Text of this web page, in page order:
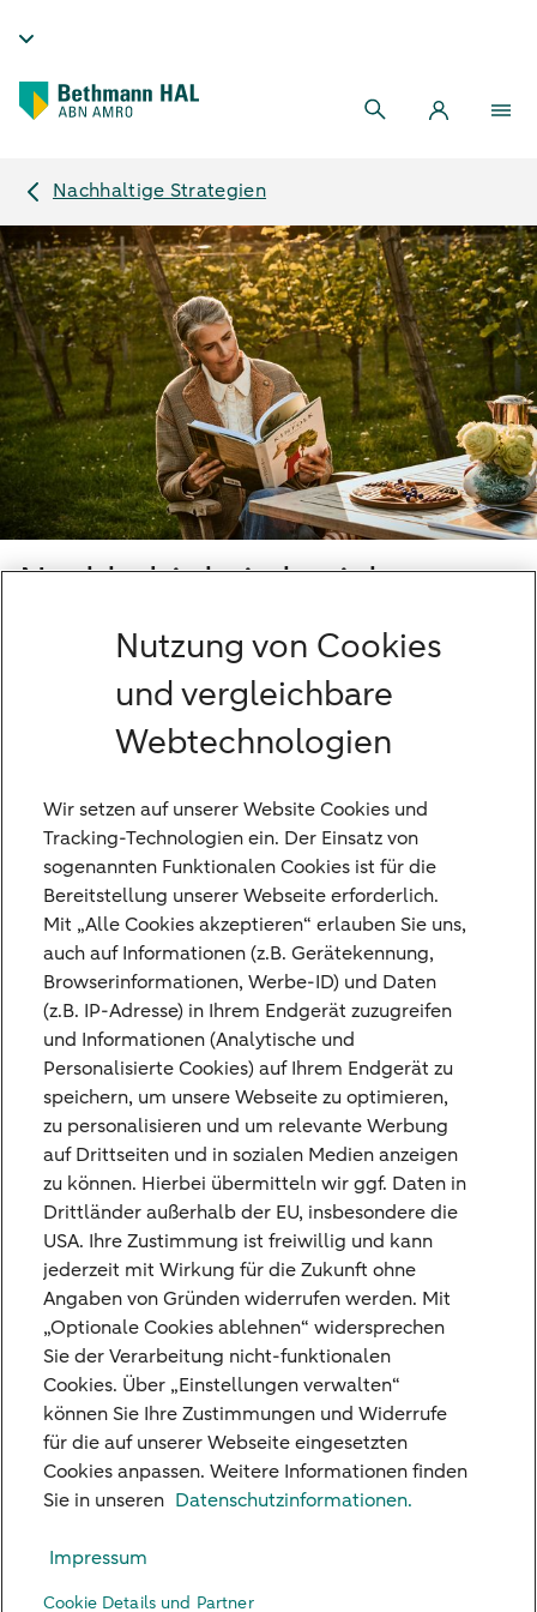
Nachhaltige Strategien
Nachhaltigkeitsbericht
Alle Veröffentlichungen zu unserem
Nachhaltigkeitsbericht.
Unsere Niederlassungen
Standpunkte
Nutzung von Cookies
und vergleichbare
Webtechnologien
Wir setzen auf unserer Website Cookies und
Tracking-Technologien ein. Der Einsatz von
sogenannten Funktionalen Cookies ist für die
Bereitstellung unserer Webseite erforderlich.
Mit „Alle Cookies akzeptieren“ erlauben Sie uns,
auch auf Informationen (z.B. Gerätekennung,
Browserinformationen, Werbe-ID) und Daten
(z.B. IP-Adresse) in Ihrem Endgerät zuzugreifen
und Informationen (Analytische und
Personalisierte Cookies) auf Ihrem Endgerät zu
speichern, um unsere Webseite zu optimieren,
zu personalisieren und um relevante Werbung
auf Drittseiten und in sozialen Medien anzeigen
zu können. Hierbei übermitteln wir ggf. Daten in
Drittländer außerhalb der EU, insbesondere die
USA. Ihre Zustimmung ist freiwillig und kann
jederzeit mit Wirkung für die Zukunft ohne
Angaben von Gründen widerrufen werden. Mit
„Optionale Cookies ablehnen“ widersprechen
Sie der Verarbeitung nicht-funktionalen
Cookies. Über „Einstellungen verwalten“
können Sie Ihre Zustimmungen und Widerrufe
für die auf unserer Webseite eingesetzten
Cookies anpassen. Weitere Informationen finden
Sie in unseren Datenschutzinformationen.
Impressum
Cookie Details und Partner